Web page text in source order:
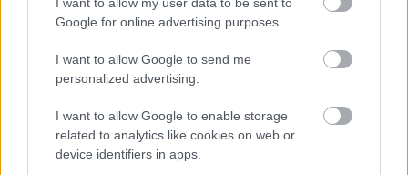
Google for online advertising purposes.
I want to allow Google to send me
personalized advertising.
I want to allow Google to enable storage
related to analytics like cookies on web or
device identifiers in apps.
BÉRLETTEL A ZENEAKADÉMIÁRA